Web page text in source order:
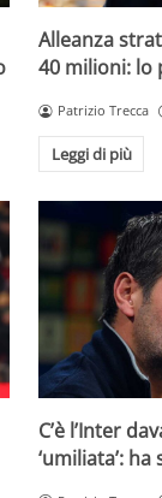
Alleanza
40 milioni: lo
Patrizio Trecca
Leggi di più
C’è l’Inter
‘umiliata’: